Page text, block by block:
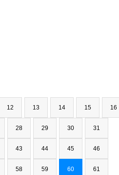
12 13 14 15 16
28 29 30 31
43 44 45 46
58 59 60 61